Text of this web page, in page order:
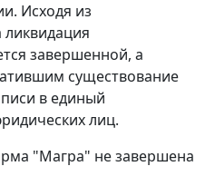
Исходя из
ликвидация
завершенной, а
существование
в единый
лиц.
"Магра" не завершена